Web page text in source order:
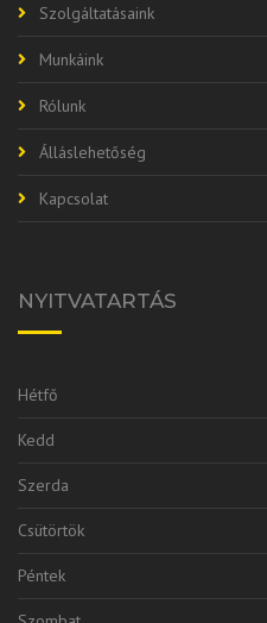
Szolgáltatásaink
Munkáink
Rólunk
Álláslehetőség
Kapcsolat
NYITVATARTÁS
Hétfő
Kedd
Szerda
Csütörtök
Péntek